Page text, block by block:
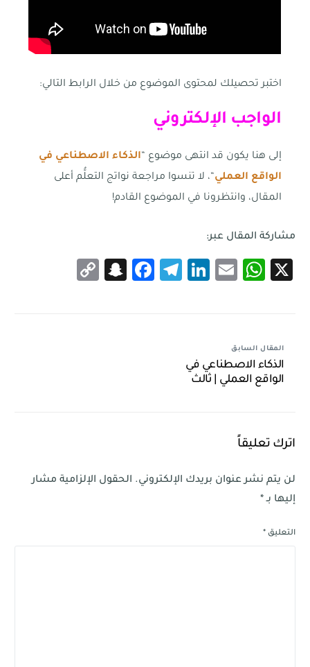
اختبر تحصيلك لمحتوى الموضوع من خلال الرابط التالي:
الواجب الإلكتروني
إلى هنا يكون قد انتهى موضوع “الذكاء الاصطناعي في
الواقع العملي“، لا تنسوا مراجعة نواتج التعلُّم أعلى
المقال، وانتظرونا في الموضوع القادم!
مشاركة المقال عبر:
X
WhatsApp
Email
LinkedIn
Telegram
Facebook
Snapchat
المقال السابق
الذكاء الاصطناعي في
الواقع العملي | ثالث
اترك تعليقاً
لن يتم نشر عنوان بريدك الإلكتروني. الحقول الإلزامية مشار
إليها بـ*
التعليق*